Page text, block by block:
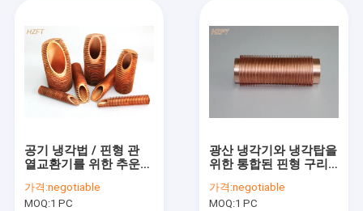
공기 냉각법 / 핀형 관
열교환기를 위한 추운
가격:negotiable
MOQ:1 PC
광산 냉각기와 냉각탑을
위한 통합된 핀형 구리
가격:negotiable
MOQ:1 PC